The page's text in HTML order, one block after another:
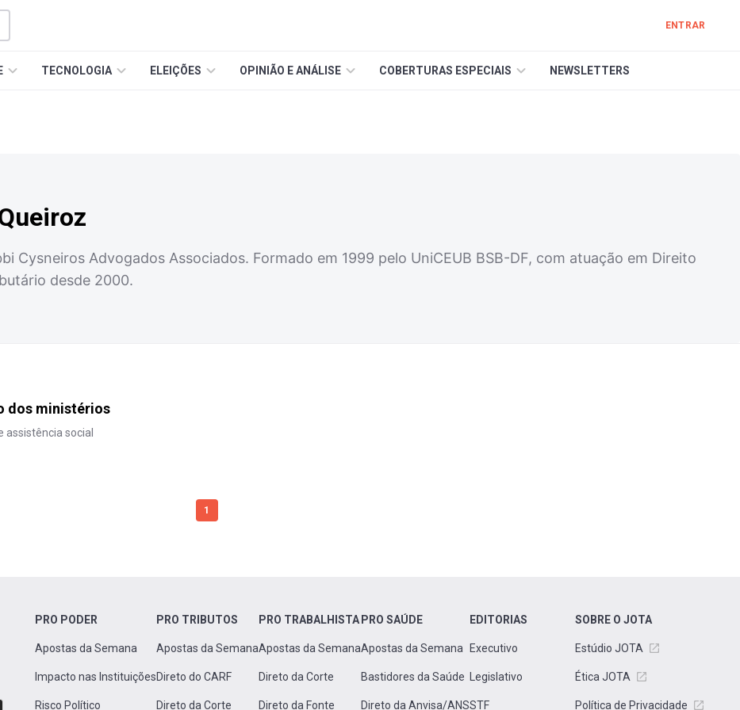
ENTRAR
TECNOLOGIA ELEIÇÕES OPINIÃO E ANÁLISE COBERTURAS ESPECIAIS NEWSLETTERS
Cysneiros Advogados Associados. Formado em 1999 pelo UniCEUB BSB-DF, com atuação em Direito
desde 2000.
dos ministérios
assistência social
1
PRO PODER
Apostas da Semana
Impacto nas Instituições
Risco Político
PRO TRIBUTOS
Apostas da Semana
Direto do CARF
Direto da Corte
PRO TRABALHISTA
Apostas da Semana
Direto da Corte
Direto da Fonte
PRO SAÚDE
Apostas da Semana
Bastidores da Saúde
Direto da Anvisa/ANS
EDITORIAS
Executivo
Legislativo
STF
SOBRE O JOTA
Estúdio JOTA
Ética JOTA
Política de Privacidade